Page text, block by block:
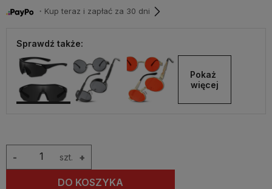
・Kup teraz i zapłać za 30 dni
Sprawdź także:
Pokaż
więcej
szt. +
-
DO KOSZYKA